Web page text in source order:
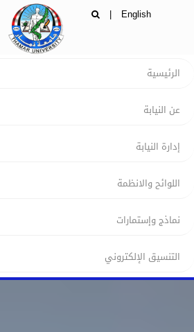
English
|
الرئيسية
عن النيابة
إدارة النيابة
اللوائح والانظمة
نماذج وإستمارات
التنسيق الإلكتروني